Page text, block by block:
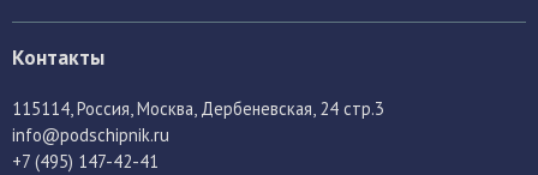
Контакты
115114 , Россия, Москва, Дербеневская, 24 стр.3
info@podschipnik.ru
+7 (495) 147-42-41